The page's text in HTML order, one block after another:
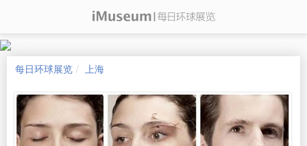
每日环球展览 上海